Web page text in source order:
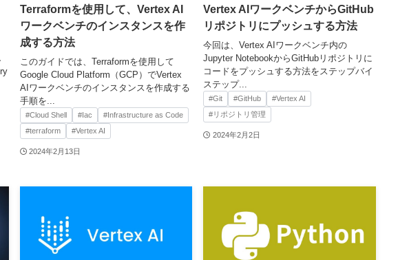
Terraformを使用して、Vertex AI
ワークベンチのインスタンスを作
成する方法
このガイドでは、Terraformを使用して
Google Cloud Platform（GCP）でVertex
AIワークベンチのインスタンスを作成する
手順を...
#Cloud Shell #Iac
#Infrastructure as Code
#terraform
#Vertex AI
2024年2月13日
Vertex AIワークベンチからGitHub
リポジトリにプッシュする方法
今回は、Vertex AIワークベンチ内の
Jupyter NotebookからGitHubリポジトリに
コードをプッシュする方法をステップバイ
ステップ...
#Git #GitHub
#Vertex AI
#リポジトリ管理
2024年2月2日